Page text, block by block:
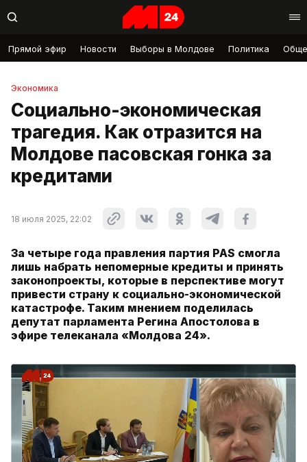
Прямой эфир Новости Выборы в Молдове Политика
Экономика
Социально-экономическая
трагедия. Как отразится на
Молдове пасовская гонка за
кредитами
18 июля 2025, 22:02
За четыре года правления партия PAS смогла
лишь набрать непомерные кредиты и принять
законопроекты, которые в перспективе могут
привести страну к социально-экономической
катастрофе. Таким мнением поделилась
депутат парламента Регина Апостолова в
эфире телеканала «Молдова 24».